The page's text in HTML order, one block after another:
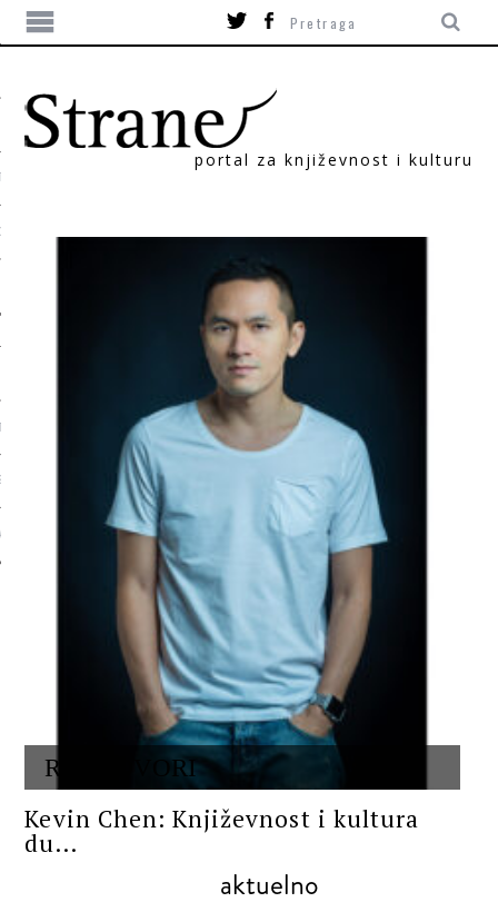
portal za književnost i kulturu
RAZGOVORI
Kevin Chen: Književnost i kultura
du...
aktuelno